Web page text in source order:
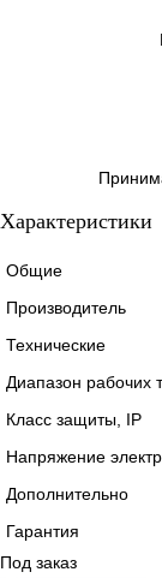
Характеристики
Общие
Производитель
Технические
Диапазон рабочих
Класс защиты, IP
Напряжение
Дополнительно
Гарантия
Под заказ